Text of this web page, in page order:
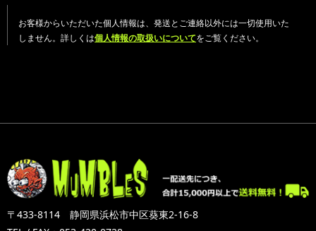
お客様からいただいた個人情報は、発送とご連絡以外には一切使用いた
しません。詳しくは個人情報の取扱いについてをご覧ください。
〒433-8114 静岡県浜松市中区葵東2-16-8